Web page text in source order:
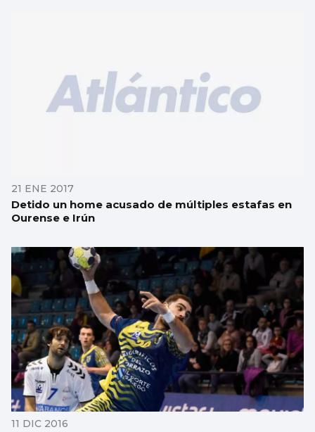
21 ENE 2017
Detido un home acusado de múltiples estafas en
Ourense e Irún
11 DIC 2016